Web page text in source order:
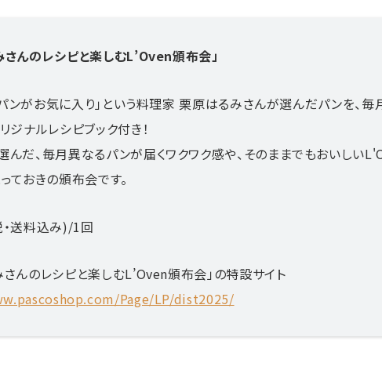
さんのレシピと楽しむL’Oven頒布会」
ンがお気に入り」という料理家 栗原はるみさんが選んだパンを、毎
ジナルレシピブック付き！
んだ、毎月異なるパンが届くワクワク感や、そのままでもおいしい
ておきの頒布会です。
送料込み)/1回
さんのレシピと楽しむL’Oven頒布会」の特設サイト
Page/LP/dist2025/